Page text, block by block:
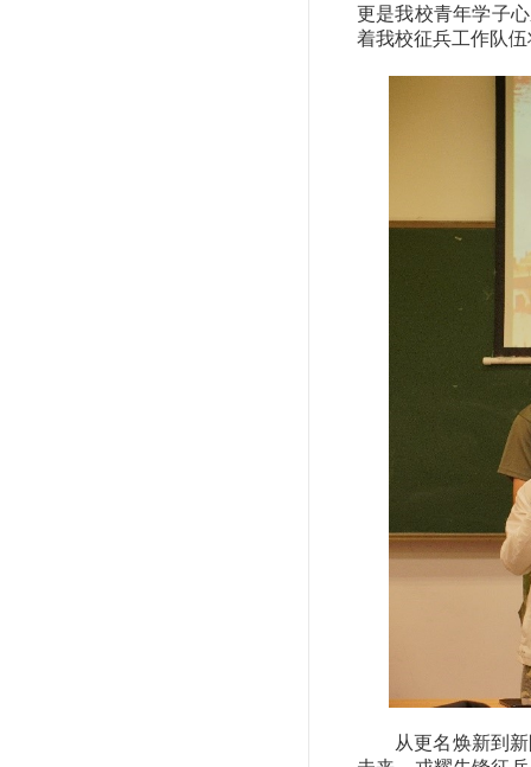
更是我校青年学子
着我校征兵工作队
从更名焕新到